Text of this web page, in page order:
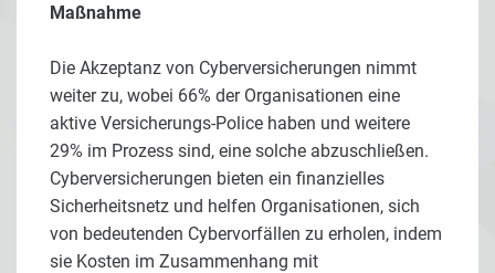
Maßnahme
Die Akzeptanz von Cyberversicherungen nimmt
weiter zu, wobei 66% der Organisationen eine
aktive Versicherungs-Police haben und weitere
29% im Prozess sind, eine solche abzuschließen.
Cyberversicherungen bieten ein finanzielles
Sicherheitsnetz und helfen Organisationen, sich
von bedeutenden Cybervorfällen zu erholen, indem
sie Kosten im Zusammenhang mit